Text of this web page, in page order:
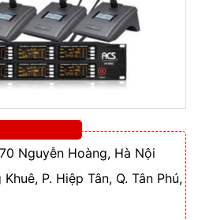
Nguyễn Hoàng, Hà Nội
P. Hiệp Tân, Q. Tân Phú,